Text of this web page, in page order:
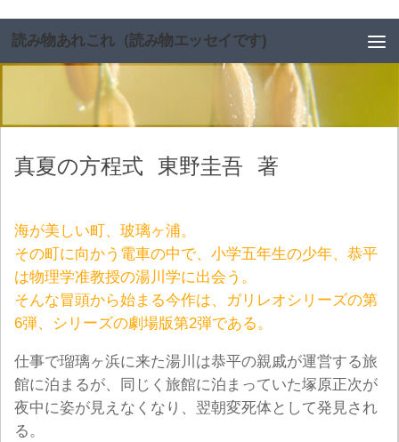
読み物あれこれ（読み物エッセイです)
真夏の方程式 東野圭吾 著
海が美しい町、玻璃ヶ浦。
その町に向かう電車の中で、小学五年生の少年、恭平
は物理学准教授の湯川学に出会う。
そんな冒頭から始まる今作は、ガリレオシリーズの第
6弾、シリーズの劇場版第2弾である。
仕事で瑠璃ヶ浜に来た湯川は恭平の親戚が運営する旅
館に泊まるが、同じく旅館に泊まっていた塚原正次が
夜中に姿が見えなくなり、翌朝変死体として発見され
る。